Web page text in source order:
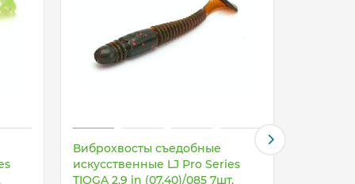
Виброхвосты съедобные
искусственные LJ Pro Series
TIOGA 2.9 in (07.40)/085 7шт.